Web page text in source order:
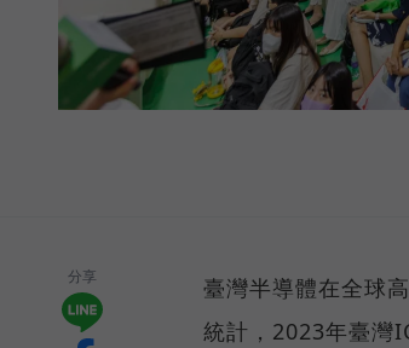
分享
臺灣半導體在全球
統計，2023年臺灣